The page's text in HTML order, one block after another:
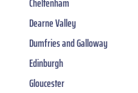
Dearne Valley
Dumfries and Galloway
Edinburgh
Gloucester